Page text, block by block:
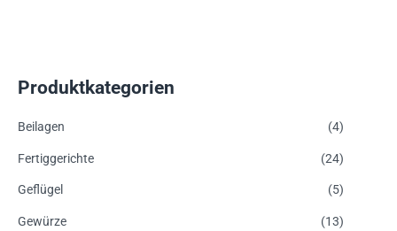
Produktkategorien
Beilagen (4)
Fertiggerichte (24)
Geflügel (5)
Gewürze (13)